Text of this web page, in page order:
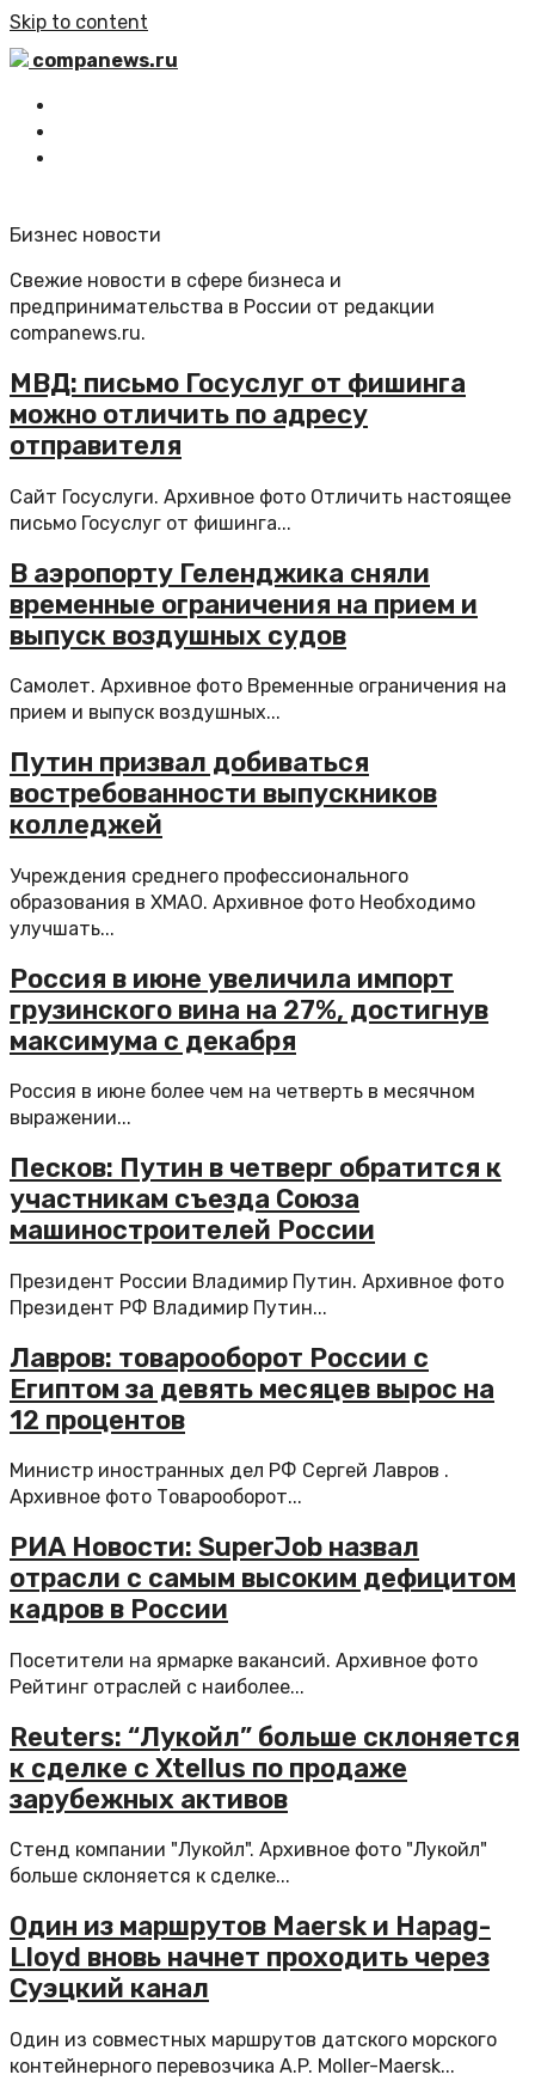
Skip to content
companews.ru
Бизнес новости
Свежие новости в сфере бизнеса и
предпринимательства в России от редакции
companews.ru.
МВД: письмо Госуслуг от фишинга
можно отличить по адресу
отправителя
Сайт Госуслуги. Архивное фото Отличить настоящее
письмо Госуслуг от фишинга...
В аэропорту Геленджика сняли
временные ограничения на прием и
выпуск воздушных судов
Самолет. Архивное фото Временные ограничения на
прием и выпуск воздушных...
Путин призвал добиваться
востребованности выпускников
колледжей
Учреждения среднего профессионального
образования в ХМАО. Архивное фото Необходимо
улучшать...
Россия в июне увеличила импорт
грузинского вина на 27%, достигнув
максимума с декабря
Россия в июне более чем на четверть в месячном
выражении...
Песков: Путин в четверг обратится к
участникам съезда Союза
машиностроителей России
Президент России Владимир Путин. Архивное фото
Президент РФ Владимир Путин...
Лавров: товарооборот России с
Египтом за девять месяцев вырос на
12 процентов
Министр иностранных дел РФ Сергей Лавров .
Архивное фото Товарооборот...
РИА Новости: SuperJob назвал
отрасли с самым высоким дефицитом
кадров в России
Посетители на ярмарке вакансий. Архивное фото
Рейтинг отраслей с наиболее...
Reuters: “Лукойл” больше склоняется
к сделке с Xtellus по продаже
зарубежных активов
Стенд компании "Лукойл". Архивное фото "Лукойл"
больше склоняется к сделке...
Один из маршрутов Maersk и Hapag-
Lloyd вновь начнет проходить через
Суэцкий канал
Один из совместных маршрутов датского морского
контейнерного перевозчика A.P. Moller-Maersk...